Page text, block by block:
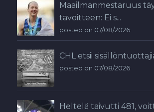
Maailmanmestaruus
tavoitteen: Ei s...
posted on 07/08/2026
CHL etsii
posted on 07/08/2026
Heltelä taivutti 481,